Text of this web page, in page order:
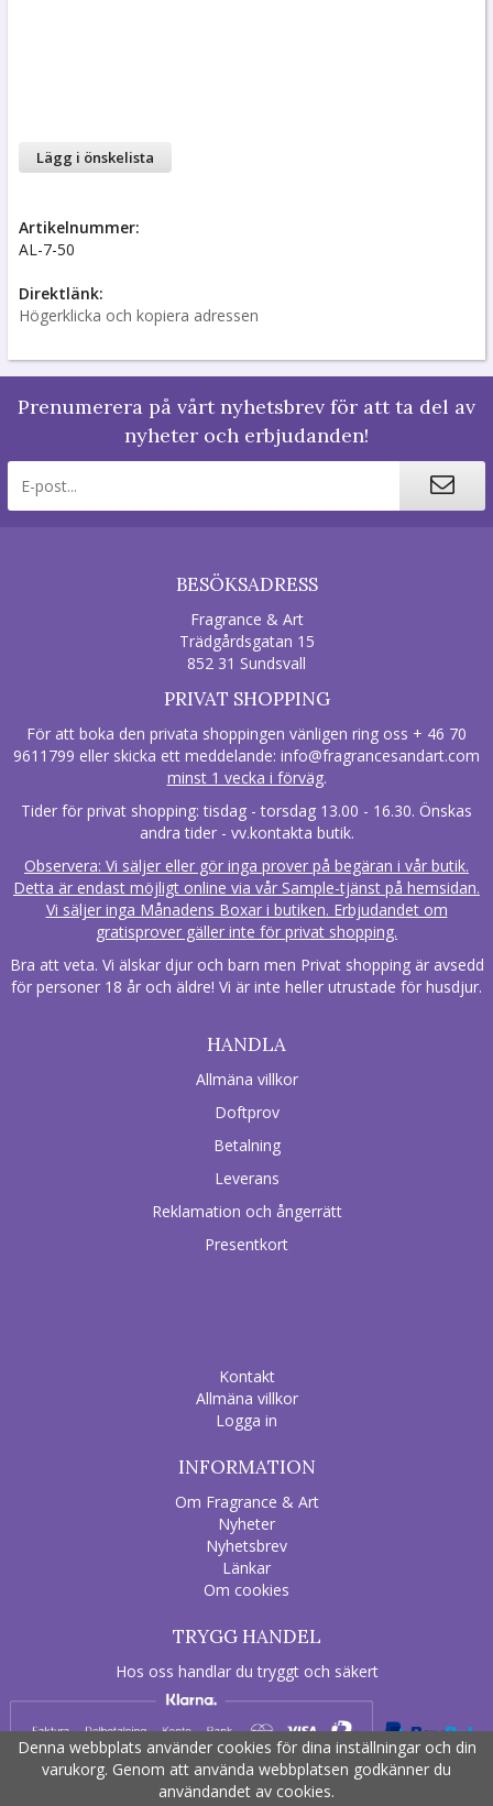
Lägg i önskelista
Artikelnummer:
AL-7-50
Direktlänk:
Högerklicka och kopiera adressen
Prenumerera på vårt nyhetsbrev för att ta del av
nyheter och erbjudanden!
BESÖKSADRESS
Fragrance & Art
Trädgårdsgatan 15
852 31 Sundsvall
PRIVAT SHOPPING
För att boka den privata shoppingen vänligen ring oss + 46 70
9611799 eller skicka ett meddelande: info@fragrancesandart.com
minst 1 vecka i förväg.
Tider för privat shopping: tisdag - torsdag 13.00 - 16.30. Önskas
andra tider - vv.kontakta butik.
Observera: Vi säljer eller gör inga prover på begäran i vår butik.
Detta är endast möjligt online via vår Sample-tjänst på hemsidan.
Vi säljer inga Månadens Boxar i butiken. Erbjudandet om
gratisprover gäller inte för privat shopping.
Bra att veta. Vi älskar djur och barn men Privat shopping är avsedd
för personer 18 år och äldre! Vi är inte heller utrustade för husdjur.
HANDLA
Allmäna villkor
Doftprov
Betalning
Leverans
Reklamation och ångerrätt
Presentkort
Kontakt
Allmäna villkor
Logga in
INFORMATION
Om Fragrance & Art
Nyheter
Nyhetsbrev
Länkar
Om cookies
TRYGG HANDEL
Hos oss handlar du tryggt och säkert
Denna webbplats använder cookies för dina inställningar och din
varukorg. Genom att använda webbplatsen godkänner du
användandet av cookies.